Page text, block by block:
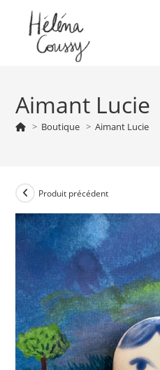
Aimant Lucie
> Boutique > Aimant Lucie
Produit précédent